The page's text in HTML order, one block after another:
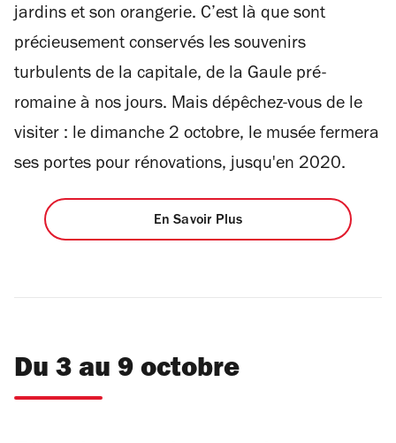
jardins et son orangerie. C’est là que sont
précieusement conservés les souvenirs
turbulents de la capitale, de la Gaule pré-
romaine à nos jours. Mais dépêchez-vous de le
visiter : le dimanche 2 octobre, le musée fermera
ses portes pour rénovations, jusqu'en 2020.
En Savoir Plus
Du 3 au 9 octobre